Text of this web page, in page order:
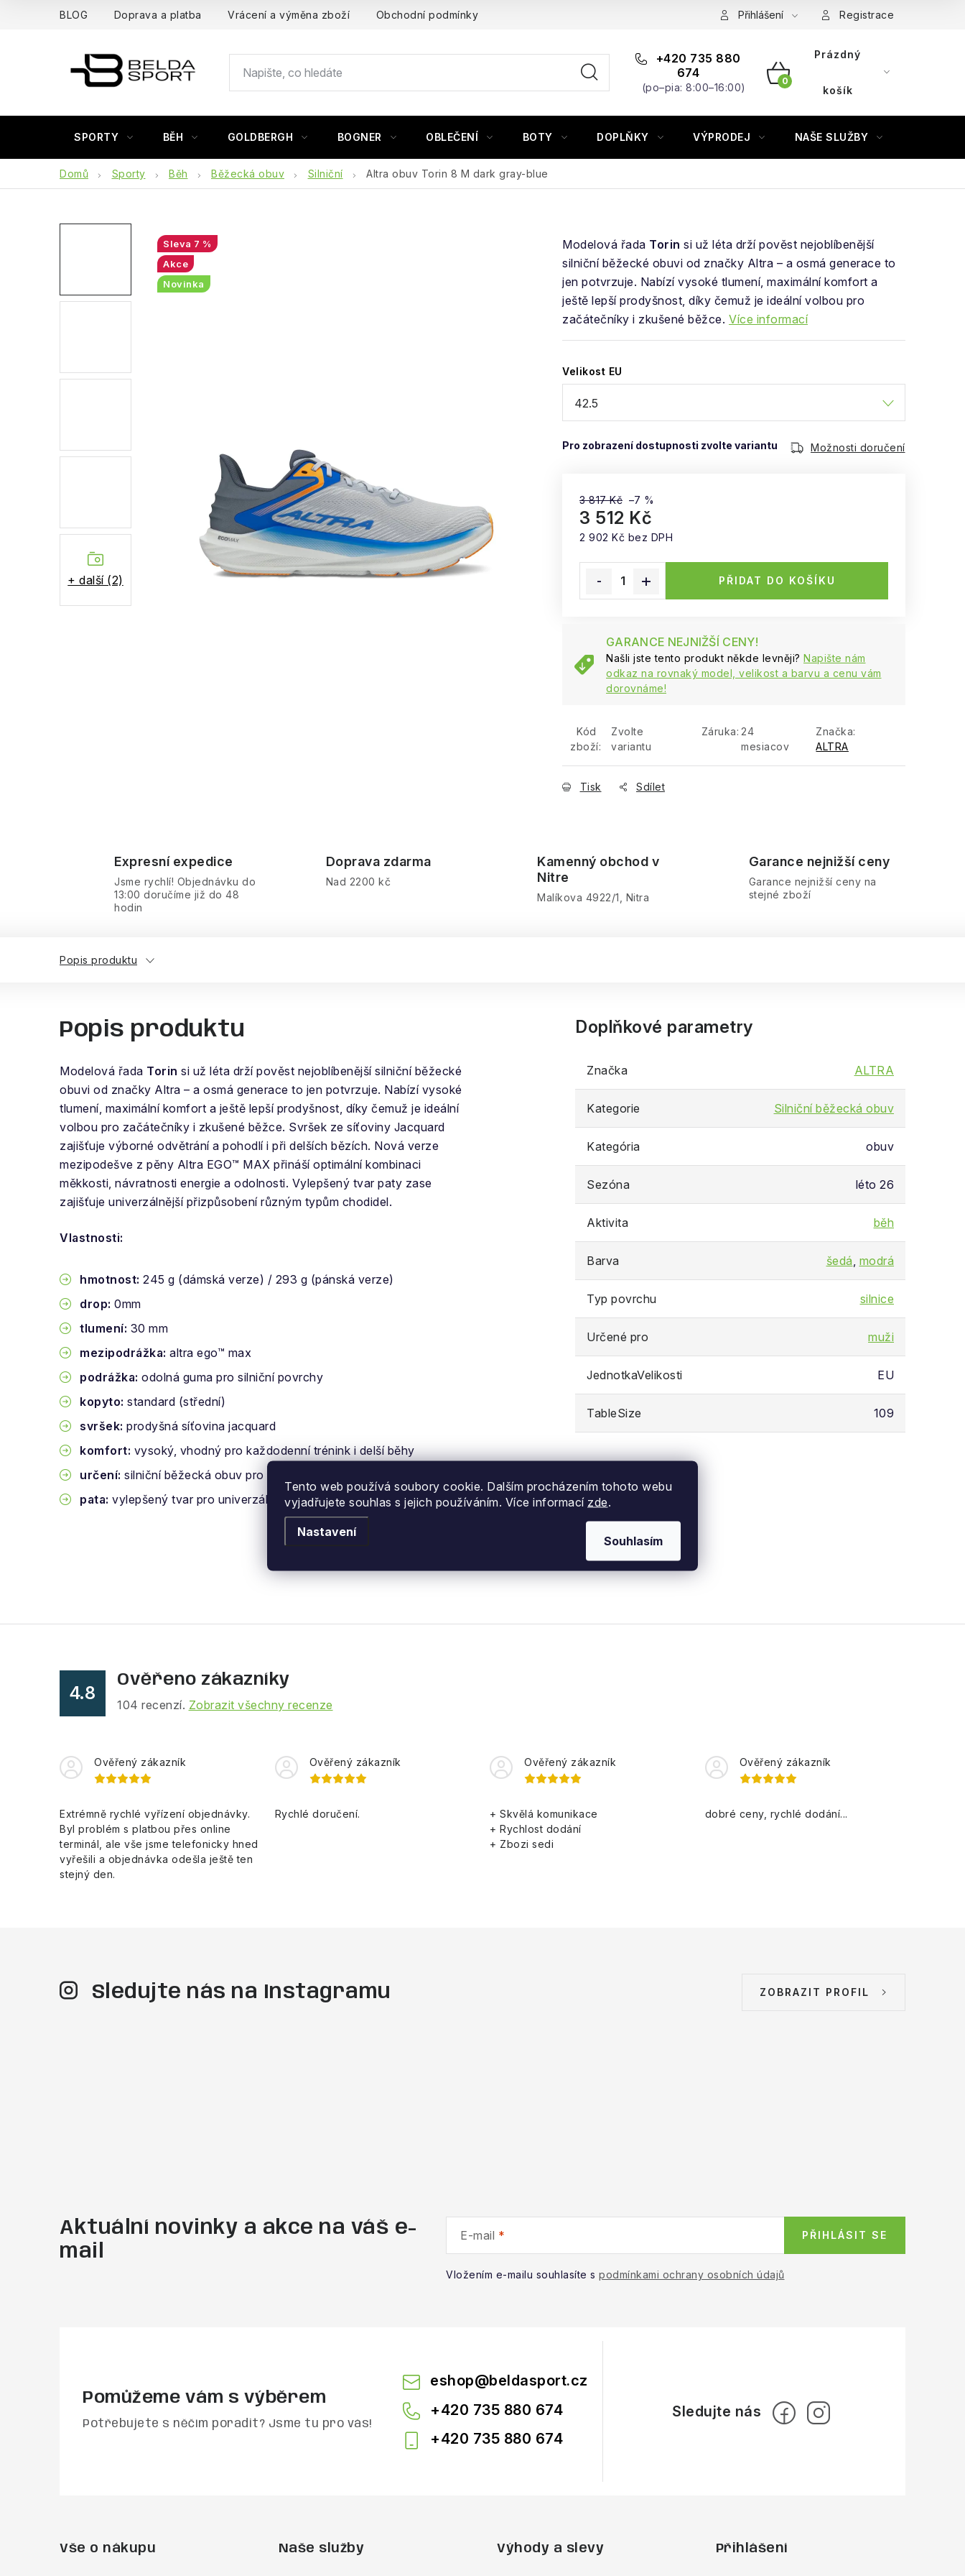
Tento web používá soubory cookie. Dalším procházením tohoto webu
vyjadřujete souhlas s jejich používáním. Více informací zde.
Nastavení
Souhlasím
BLOG Doprava a platba Vrácení a výměna zboží Obchodní podmínky Přihlášení Registrace
+420 735 880
674
(po–pia: 8:00–16:00) NÁKUPNÍ
Prázdný
košík
SPORTY BĚH GOLDBERGH BOGNER OBLEČENÍ BOTY DOPLŇKY VÝPRODEJ NAŠE SLUŽBY
Domů Sporty Běh Běžecká obuv Silniční Altra obuv Torin 8 M dark gray-blue
+ další (2)
Modelová řada Torin si už léta drží pověst nejoblíbenější
silniční běžecké obuvi od značky Altra – a osmá generace to
jen potvrzuje. Nabízí vysoké tlumení, maximální komfort a
ještě lepší prodyšnost, díky čemuž je ideální volbou pro
začátečníky i zkušené běžce. Více informací
Velikost EU
Možnosti doručení
3 817 Kč –7 %
3 512 Kč
2 902 Kč bez DPH
PŘIDAT DO KOŠÍKU
GARANCE NEJNIŽŠÍ CENY!
Našli jste tento produkt někde levněji? Napište nám
odkaz na rovnaký model, velikost a barvu a cenu vám
dorovnáme!
Kód
zboží:
Zvolte
variantu
Záruka: 24
mesiacov
Značka:
ALTRA
Tisk Sdílet
7 %
Akce
Novinka
Expresní expedice
Jsme rychlí! Objednávku do
13:00 doručíme již do 48
hodin
Doprava zdarma
Nad 2200 kč
Kamenný obchod v
Nitre
Malíkova 4922/1, Nitra
Garance nejnižší ceny
Garance nejnižší ceny na
stejné zboží
Popis produktu
Popis produktu
Modelová řada Torin si už léta drží pověst nejoblíbenější silniční běžecké
obuvi od značky Altra – a osmá generace to jen potvrzuje. Nabízí vysoké
tlumení, maximální komfort a ještě lepší prodyšnost, díky čemuž je ideální
volbou pro začátečníky i zkušené běžce. Svršek ze síťoviny Jacquard
zajišťuje výborné odvětrání a pohodlí i při delších bězích. Nová verze
mezipodešve z pěny Altra EGO™ MAX přináší optimální kombinaci
měkkosti, návratnosti energie a odolnosti. Vylepšený tvar paty zase
zajišťuje univerzálnější přizpůsobení různým typům chodidel.
Vlastnosti:
hmotnost: 245 g (dámská verze) / 293 g (pánská verze)
drop: 0mm
tlumení: 30 mm
mezipodrážka: altra ego™ max
podrážka: odolná guma pro silniční povrchy
kopyto: standard (střední)
svršek: prodyšná síťovina jacquard
komfort: vysoký, vhodný pro každodenní trénink i delší běhy
určení: silniční běžecká obuv pro začátečníky i pokročilé
pata: vylepšený tvar pro univerzálnější přizpůsobení
Doplňkové parametry
Značka ALTRA
Kategorie Silniční běžecká obuv
Kategória obuv
Sezóna léto 26
Aktivita běh
Barva šedá, modrá
Typ povrchu silnice
Určené pro muži
JednotkaVelikosti EU
TableSize 109
4.8
Ověřeno zákazníky
104 recenzí. Zobrazit všechny recenze
Ověřený zákazník
Extrémně rychlé vyřízení objednávky.
Byl problém s platbou přes online
terminál, ale vše jsme telefonicky hned
vyřešili a objednávka odešla ještě ten
stejný den.
Ověřený zákazník
Rychlé doručení.
Ověřený zákazník
+ Skvělá komunikace
+ Rychlost dodání
+ Zbozi sedi
Ověřený zákazník
dobré ceny, rychlé dodání...
Sledujte nás na Instagramu ZOBRAZIT PROFIL
Aktuální novinky a akce na váš e-
mail
E-mail
Vložením e-mailu souhlasíte s podmínkami ochrany osobních údajů
PŘIHLÁSIT SE
Pomůžeme vám s výběrem
Potřebujete s něčím poradit? Jsme tu pro vás!
eshop@beldasport.cz
+420 735 880 674
+420 735 880 674
Vše o nákupu Naše služby Výhody a slevy Přihlášení